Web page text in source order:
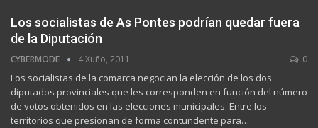
Los socialistas de As Pontes podrían quedar fuera
de la Diputación
CYBERMODE 4 Xuño, 2011 0
Los socialistas de la comarca negocian la elección de los dos
diputados provinciales que les corresponden en función del número
de votos obtenidos en las elecciones municipales. Entre los
territorios que presionan de forma contundente para…